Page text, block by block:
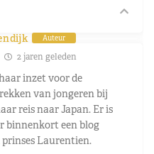
Auteur
2 jaren geleden
inzet voor de
van jongeren bij
reis naar Japan. Er is
binnenkort een blog
Laurentien.